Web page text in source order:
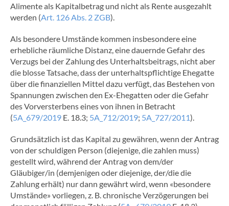
Alimente als Kapitalbetrag und nicht als Rente ausgezahlt
werden (Art. 126 Abs. 2 ZGB).
Als besondere Umstände kommen insbesondere eine
erhebliche räumliche Distanz, eine dauernde Gefahr des
Verzugs bei der Zahlung des Unterhaltsbeitrags, nicht aber
die blosse Tatsache, dass der unterhaltspflichtige Ehegatte
über die finanziellen Mittel dazu verfügt, das Bestehen von
Spannungen zwischen den Ex-Ehegatten oder die Gefahr
des Vorversterbens eines von ihnen in Betracht
(5A_679/2019 E. 18.3; 5A_712/2019; 5A_727/2011).
Grundsätzlich ist das Kapital zu gewähren, wenn der Antrag
von der schuldigen Person (diejenige, die zahlen muss)
gestellt wird, während der Antrag von dem/der
Gläubiger/in (demjenigen oder diejenige, der/die die
Zahlung erhält) nur dann gewährt wird, wenn «besondere
Umstände» vorliegen, z. B. chronische Verzögerungen bei